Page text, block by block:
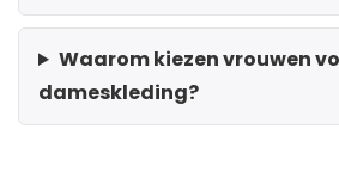
Waarom kiezen vrouwen
dameskleding?